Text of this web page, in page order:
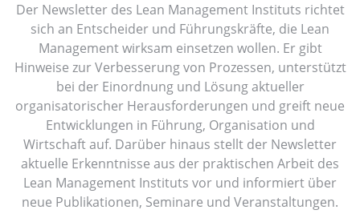
Der Newsletter des Lean Management Instituts richtet
sich an Entscheider und Führungskräfte, die Lean
Management wirksam einsetzen wollen. Er gibt
Hinweise zur Verbesserung von Prozessen, unterstützt
bei der Einordnung und Lösung aktueller
organisatorischer Herausforderungen und greift neue
Entwicklungen in Führung, Organisation und
Wirtschaft auf. Darüber hinaus stellt der Newsletter
aktuelle Erkenntnisse aus der praktischen Arbeit des
Lean Management Instituts vor und informiert über
neue Publikationen, Seminare und Veranstaltungen.